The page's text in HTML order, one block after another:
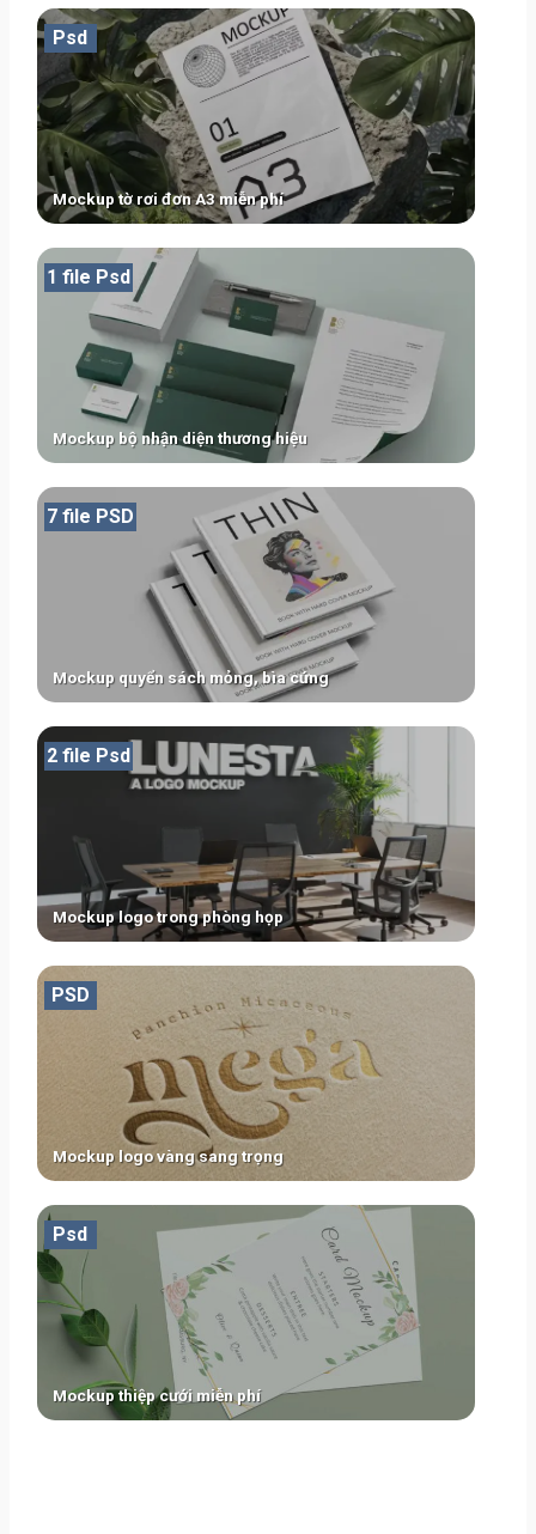
Mockup tờ rơi đơn A3 miễn phí
Psd
Mockup bộ nhận diện thương hiệu
1 file Psd
Mockup quyển sách mỏng, bìa cứng
7 file PSD
Mockup logo trong phòng họp
2 file Psd
Mockup logo vàng sang trọng
PSD
Mockup thiệp cưới miễn phí
Psd